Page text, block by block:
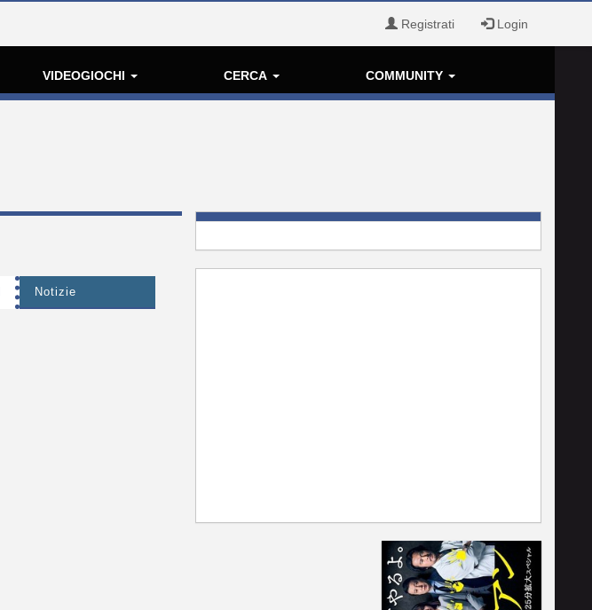
Registrati Login
VIDEOGIOCHI CERCA COMMUNITY
Notizie